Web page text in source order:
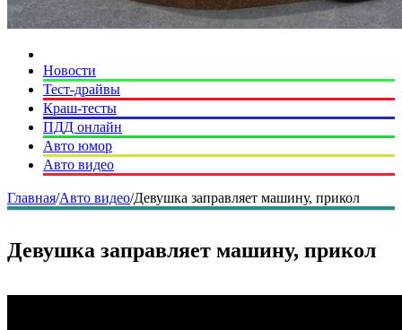
Новости
Тест-драйвы
Краш-тесты
ПДД онлайн
Авто юмор
Авто видео
Главная/Авто видео/Девушка заправляет машину, прикол
Девушка заправляет машину, прикол